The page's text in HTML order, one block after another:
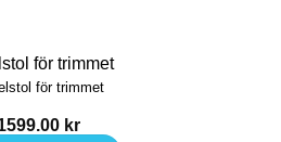
för trimmet
kr